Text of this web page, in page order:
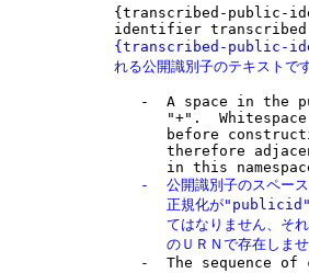
{transcribed-public-
{transcribed-public-
れる公開識別子のテキストです
-  A space in the
"+".
before
therefore
-  公開識別子のスペース
正規化が"publicid"
てはなりません、それ
のＵＲＮで存在しませ